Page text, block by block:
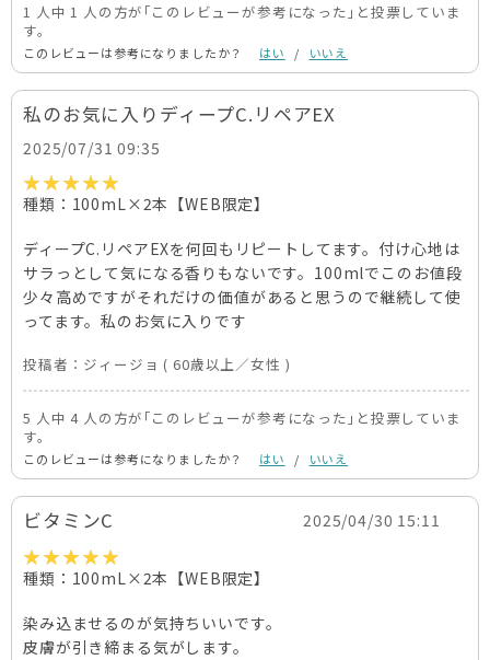
1 人中 1 人の方が｢このレビューが参考になった｣と投票していま
す。
このレビューは参考になりましたか？ はい / いいえ
私のお気に入りディープC.リペアEX
2025/07/31 09:35
種類：100mL×2本【WEB限定】
ディープC.リペアEXを何回もリピートしてます。付け心地は
サラっとして気になる香りもないです。100mlでこのお値段
少々高めですがそれだけの価値があると思うので継続して使
ってます。私のお気に入りです
投稿者： ジィージョ ( 60歳以上／女性 )
5 人中 4 人の方が｢このレビューが参考になった｣と投票していま
す。
このレビューは参考になりましたか？ はい / いいえ
ビタミンC 2025/04/30 15:11
種類：100mL×2本【WEB限定】
染み込ませるのが気持ちいいです。
皮膚が引き締まる気がします。